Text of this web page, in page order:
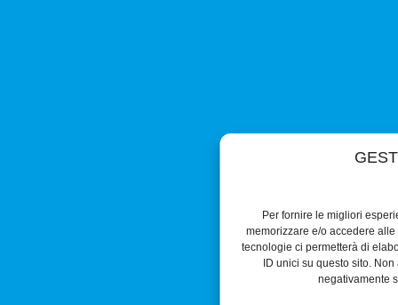
Per fornire le migliori
memorizzare e/o accedere
tecnologie ci permetterà di
ID unici su questo sito.
negativamente